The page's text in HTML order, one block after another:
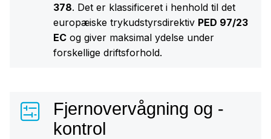
378. Det er klassificeret i henhold til det
europæiske trykudstyrsdirektiv PED 97/23
EC og giver maksimal ydelse under
forskellige driftsforhold.
Fjernovervågning og -
kontrol